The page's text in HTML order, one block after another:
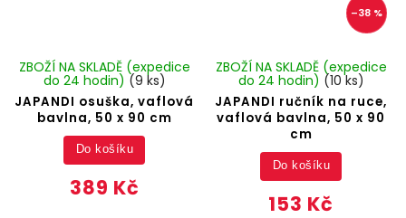
JAPANDI osuška, vaflová
bavlna, 50 x 90 cm
ZBOŽÍ NA SKLADĚ (expedice
do 24 hodin) (9 ks)
389 Kč
Do košíku
–38 %
JAPANDI ručník na ruce,
vaflová bavlna, 50 x 90
cm
ZBOŽÍ NA SKLADĚ (expedice
do 24 hodin) (10 ks)
153 Kč
Do košíku